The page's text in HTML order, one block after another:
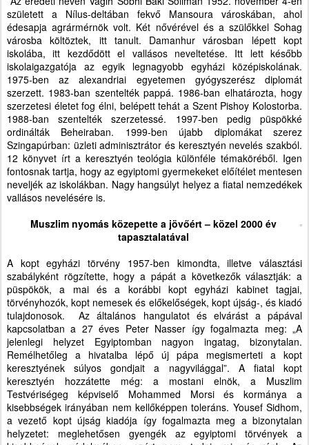
született a Nílus-deltában fekvő Mansoura városkában, ahol
édesapja agrármérnök volt. Két nővérével és a szülőkkel Sohag
városba költöztek, itt tanult. Damanhur városban lépett kopt
iskolába, itt kezdődött el vallásos neveltetése. Itt lett később
iskolaigazgatója az egyik legnagyobb egyházi középiskolának.
1975-ben az alexandriai egyetemen gyógyszerész diplomát
szerzett. 1983-ban szentelték pappá. 1986-ban elhatározta, hogy
szerzetesi életet fog élni, belépett tehát a Szent Pishoy Kolostorba.
1988-ban szentelték szerzetessé. 1997-ben pedig püspökké
ordinálták Beheiraban. 1999-ben újabb diplomákat szerez
Szingapúrban: üzleti adminisztrátor és keresztyén nevelés szakból.
12 könyvet írt a keresztyén teológia különféle témaköréből. Igen
fontosnak tartja, hogy az egyiptomi gyermekeket előítélet mentesen
neveljék az iskolákban. Nagy hangsúlyt helyez a fiatal nemzedékek
vallásos nevelésére is.
Muszlim nyomás közepette a jövőért – közel 2000 év
tapasztalatával
A kopt egyházi törvény 1957-ben kimondta, illetve választási
szabályként rögzítette, hogy a pápát a következők választják: a
püspökök, a mai és a korábbi kopt egyházi kabinet tagjai,
törvényhozók, kopt nemesek és előkelőségek, kopt újság-, és kiadó
tulajdonosok.
Az általános hangulatot és elvárást a pápával
kapcsolatban a 27 éves Peter Nasser így fogalmazta meg: „A
jelenlegi helyzet Egyiptomban nagyon ingatag, bizonytalan.
Remélhetőleg a hivatalba lépő új pápa megismerteti a kopt
keresztyének súlyos gondjait a nagyvilággal”. A fiatal kopt
keresztyén hozzátette még: a mostani elnök, a Muszlim
Testvériségeg képviselő Mohammed Morsi és kormánya a
kisebbségek irányában nem kellőképpen toleráns. Yousef Sidhom,
a vezető kopt újság kiadója így fogalmazta meg a bizonytalan
helyzetet: meglehetősen gyengék az egyiptomi törvények a